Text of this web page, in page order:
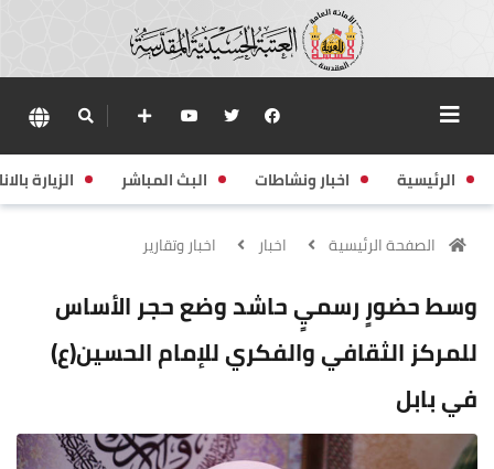
الرئيسية اخبار ونشاطات البث المباشر الزيارة
الصفحة الرئيسية اخبار اخبار وتقارير
وسط حضورٍ رسميٍ حاشد وضع حجر الأساس
للمركز الثقافي والفكري للإمام الحسين(ع)
في بابل